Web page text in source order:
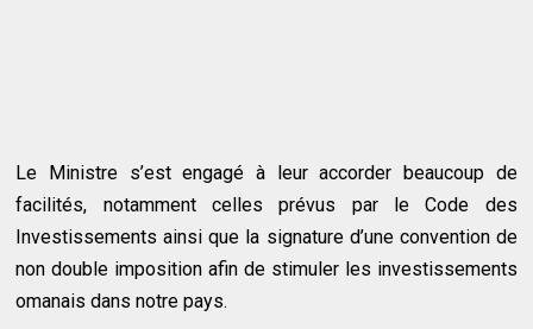
Le Ministre s’est engagé à leur accorder beaucoup de
facilités, notamment celles prévus par le Code des
Investissements ainsi que la signature d’une convention de
non double imposition afin de stimuler les investissements
omanais dans notre pays.